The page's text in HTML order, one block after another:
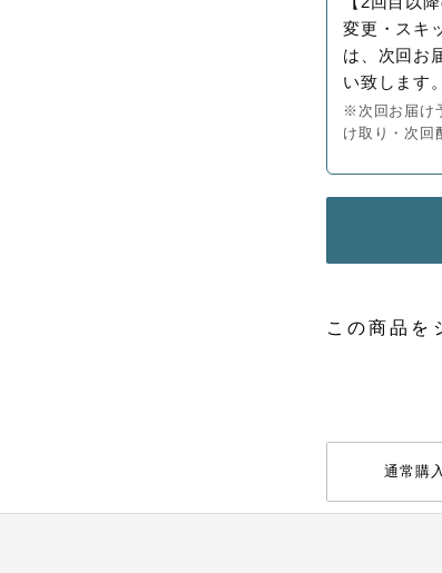
変更・スキ
は、次回お
い致します。
※次回お届け
け取り・次回
この商品を
通常購入